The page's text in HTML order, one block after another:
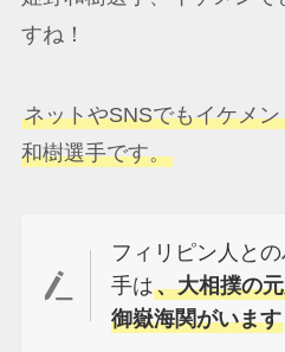
すね！
ネットやSNSでもイケメ
和樹選手です。
フィリピン人と
手は、大相撲の
御嶽海関がいます